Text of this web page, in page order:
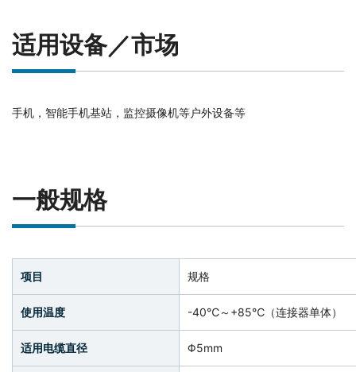
适用设备／市场
手机，智能手机基站，监控摄像机等户外设备等
一般规格
项目 规格
使用温度 -40℃～+85℃（连接器单体）
适用电缆直径 Φ5mm